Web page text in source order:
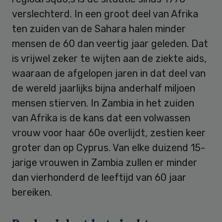
verslechterd. In een groot deel van Afrika
ten zuiden van de Sahara halen minder
mensen de 60 dan veertig jaar geleden. Dat
is vrijwel zeker te wijten aan de ziekte aids,
waaraan de afgelopen jaren in dat deel van
de wereld jaarlijks bijna anderhalf miljoen
mensen stierven. In Zambia in het zuiden
van Afrika is de kans dat een volwassen
vrouw voor haar 60e overlijdt, zestien keer
groter dan op Cyprus. Van elke duizend 15-
jarige vrouwen in Zambia zullen er minder
dan vierhonderd de leeftijd van 60 jaar
bereiken.